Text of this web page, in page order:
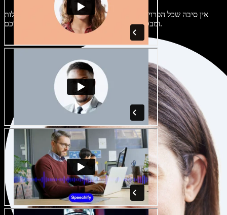
אין סיבה שכל הפרויקטים יישמעו אותו דבר. בחרו מתוך מאות קולות
ומבטאים של בינה מלאכותית והתאימו אותם אליכם.